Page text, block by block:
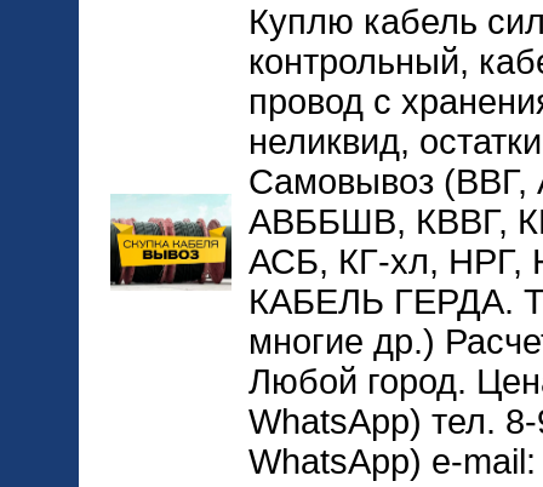
Куплю кабель
контрольный,
провод с
неликвид,
Самовывоз
АВББШВ, КВВГ,
АСБ, КГ-хл,
КАБЕЛЬ ГЕРДА.
многие др.)
Любой город.
WhatsApp) тел.
WhatsApp) e-